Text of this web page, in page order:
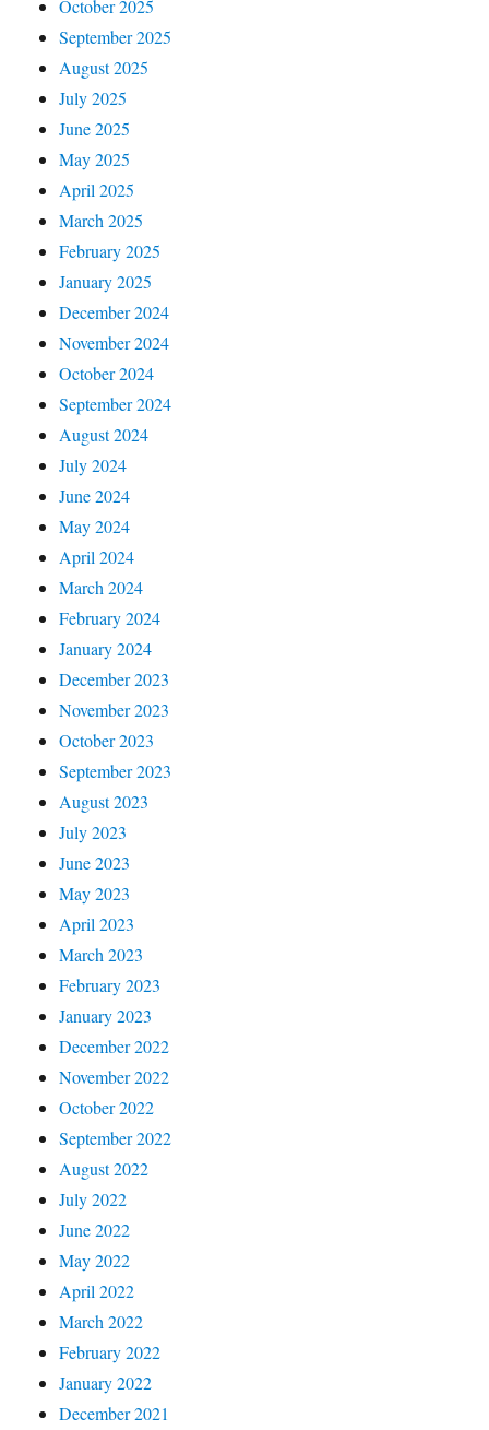
October 2025
September 2025
August 2025
July 2025
June 2025
May 2025
April 2025
March 2025
February 2025
January 2025
December 2024
November 2024
October 2024
September 2024
August 2024
July 2024
June 2024
May 2024
April 2024
March 2024
February 2024
January 2024
December 2023
November 2023
October 2023
September 2023
August 2023
July 2023
June 2023
May 2023
April 2023
March 2023
February 2023
January 2023
December 2022
November 2022
October 2022
September 2022
August 2022
July 2022
June 2022
May 2022
April 2022
March 2022
February 2022
January 2022
December 2021